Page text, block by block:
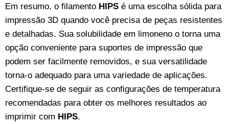
Em resumo, o filamento HIPS é uma escolha sólida para
impressão 3D quando você precisa de peças resistentes
e detalhadas. Sua solubilidade em limoneno o torna uma
opção conveniente para suportes de impressão que
podem ser facilmente removidos, e sua versatilidade
torna-o adequado para uma variedade de aplicações.
Certifique-se de seguir as configurações de temperatura
recomendadas para obter os melhores resultados ao
imprimir com HIPS.